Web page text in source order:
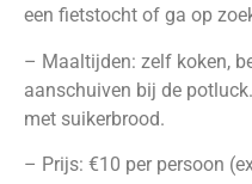
een fietstocht of ga op
– Maaltijden: zelf koken,
aanschuiven bij de
met suikerbrood.
– Prijs: €10 per persoon